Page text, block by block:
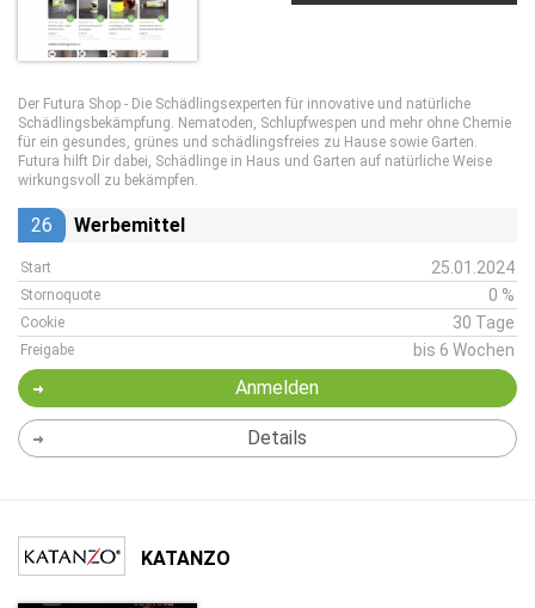
Der Futura Shop - Die Schädlingsexperten für innovative und natürliche
Schädlingsbekämpfung. Nematoden, Schlupfwespen und mehr ohne Chemie
für ein gesundes, grünes und schädlingsfreies zu Hause sowie Garten.
Futura hilft Dir dabei, Schädlinge in Haus und Garten auf natürliche Weise
wirkungsvoll zu bekämpfen.
26 Werbemittel
Start 25.01.2024
Stornoquote 0 %
Cookie 30 Tage
Freigabe bis 6 Wochen
Anmelden
Details
KATANZO